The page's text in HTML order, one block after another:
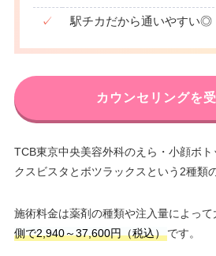
✓ 駅チカだから通いやすい◎
カウンセリングを受
TCB東京中央美容外科のえら・小顔ボ
クスビスタとボツラックスという2種類
施術料金は薬剤の種類や注入量によって
側で2,940～37,600円（税込）です。